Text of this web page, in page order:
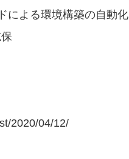
による環境構築の自動化
2020/04/12/